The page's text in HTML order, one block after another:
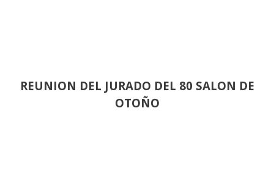
REUNION DEL JURADO DEL 80 SALON DE
OTOÑO